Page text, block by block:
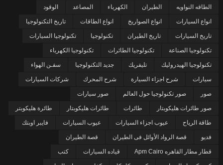
الطاقه النواويه الطيران الكهرباء المصاعد الوقود
انواع السيارات انواع الصواريخ انواع الطاقات تاريخ التكنولوجيا
تاريخ السيارات تاريخ الطيران تكنولوجيا تكنولوجيا السيارات
تكنولوجيا الصناعة تكنولوجيا الطائرات تكنولوجيا الكهرباء
تكنولوجيا الهيدروليك تليفريك جديد التكنولوجيا سفـن الهواء
سيارات شرح اجزاء السيارة شرح المحرك شركات السيارات
صور صور تكنولوجيا حول العالم صور سيارات
صور طائرات هليكوبتار طائرات طائرات هليكوبتار طائرة هليكوبتر
طاقة الرياح عيوب اجزاء السيارات عيوب السيارات فايبر اوبتك
فديو قصة الرواد الأوائل فى الطيران قصة الطيران
قطار مطار القاهره Apm Cairo قياده السيارات كتب